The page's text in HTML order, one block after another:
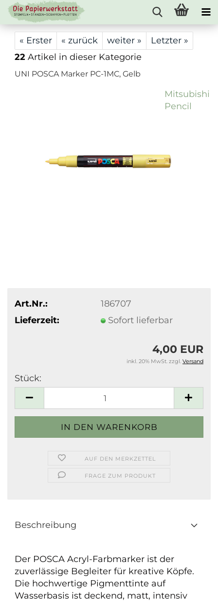
« Erster « zurück weiter »
Letzter »
22 Artikel in dieser Kategorie
UNI POSCA Marker PC-1MC, Gelb
Mitsubishi
Pencil
Art.Nr.:
186707
Lieferzeit:
Sofort lieferbar
4,00 EUR
inkl. 20% MwSt. zzgl. Versand
Stück:
AUF DEN MERKZETTEL
FRAGE ZUM PRODUKT
Beschreibung
Der POSCA Acryl-Farbmarker ist der
zuverlässige Begleiter für kreative Köpfe.
Die hochwertige Pigmenttinte auf
Wasserbasis ist deckend, matt, intensiv